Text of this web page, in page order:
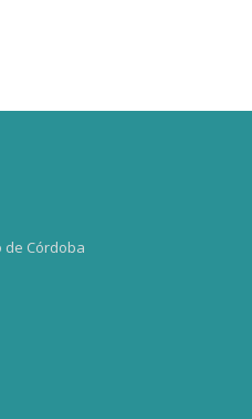
de Córdoba